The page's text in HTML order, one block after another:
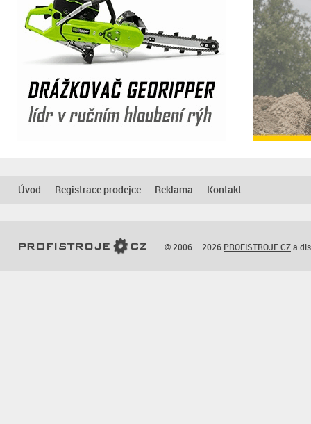
Úvod Registrace prodejce Reklama Kontakt
© 2006 – 2026 PROFISTROJE.CZa